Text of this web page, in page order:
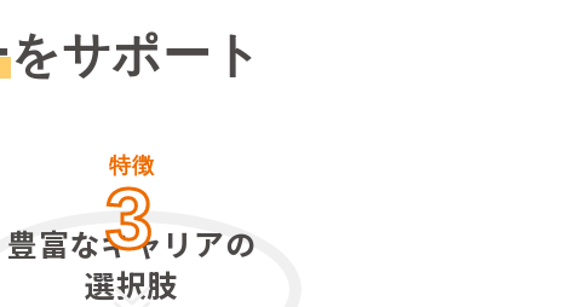
をサポート
特徴
3
豊富なキャリアの
選択肢